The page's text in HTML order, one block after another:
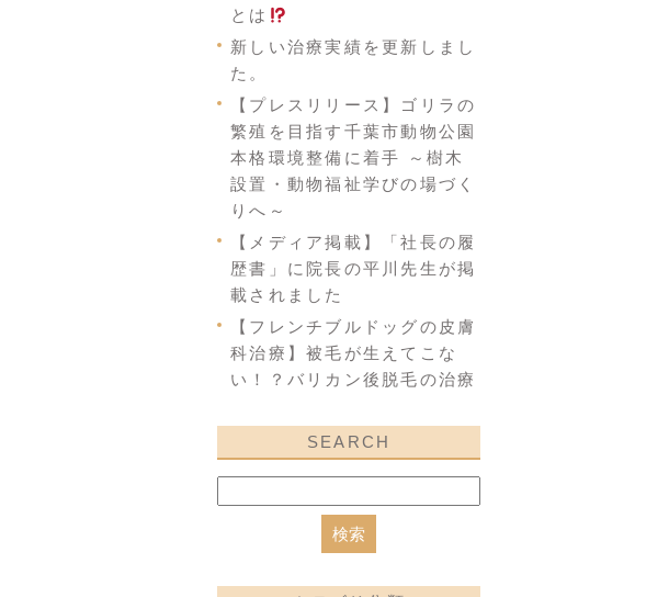
とは
新しい治療実績を更新しまし
た。
【プレスリリース】ゴリラの
繁殖を目指す千葉市動物公園
本格環境整備に着手 ～樹木
設置・動物福祉学びの場づく
りへ～
【メディア掲載】「社長の履
歴書」に院長の平川先生が掲
載されました
【フレンチブルドッグの皮膚
科治療】被毛が生えてこな
い！？バリカン後脱毛の治療
SEARCH